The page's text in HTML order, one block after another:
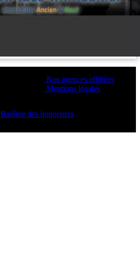
Nos agences affiliées
Mentions légales
Barême des honoraires